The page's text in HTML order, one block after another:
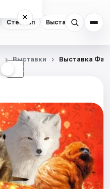
Стендап Выставки
×
☾
Выставки Выставка